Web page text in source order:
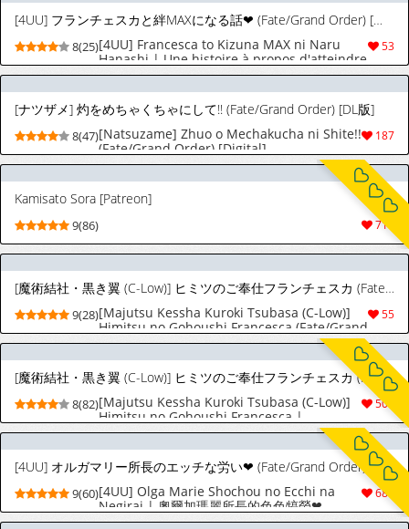
[4UU] フランチェスカと絆MAXになる話❤︎ (Fate/Grand Order) [英訳]
53
8(25)[4UU] Francesca to Kizuna MAX ni Naru
Hanashi | Une histoire à propos d'atteindre
le niveau de lien maximum avec Francesca
❤︎ (Fate/Grand Order) [Français] [Sloth]
[ナツザメ] 灼をめちゃくちゃにして!! (Fate/Grand Order) [DL版]
187
8(47)[Natsuzame] Zhuo o Mechakucha ni Shite!!
(Fate/Grand Order) [Digital]
Kamisato Sora [Patreon]
719
9(86)
[魔術結社・黒き翼 (C-Low)] ヒミツのご奉仕フランチェスカ (Fate/Grand Order) [スペイン翻訳]
55
9(28)[Majutsu Kessha Kuroki Tsubasa (C-Low)]
Himitsu no Gohoushi Francesca (Fate/Grand
Order) [Spanish] [Rakuen Translations]
[魔術結社・黒き翼 (C-Low)] ヒミツのご奉仕フランチェスカ (Fate/Grand Order) [英訳]
509
8(82)[Majutsu Kessha Kuroki Tsubasa (C-Low)]
Himitsu no Gohoushi Francesca |
Francesca's Secret Service (Fate/Grand
Order) [English] [Team Rabu2]
[4UU] オルガマリー所長のエッチな労い❤︎ (Fate/Grand Order) [中国翻訳]
680
9(60)[4UU] Olga Marie Shochou no Ecchi na
Negirai | 奧爾加瑪麗所長的色色犒勞❤︎
(Fate/Grand Order) [Chinese] [無駄君個人漢